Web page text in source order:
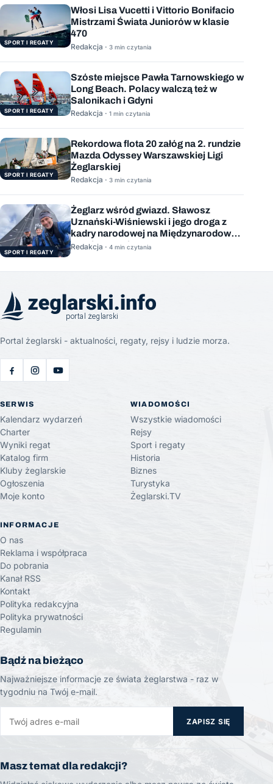
SPORT I REGATY
Włosi Lisa Vucetti i Vittorio Bonifacio
Mistrzami Świata Juniorów w klasie
470
Redakcja · 3 min czytania
SPORT I REGATY
Szóste miejsce Pawła Tarnowskiego w
Long Beach. Polacy walczą też w
Salonikach i Gdyni
Redakcja · 1 min czytania
SPORT I REGATY
Rekordowa flota 20 załóg na 2. rundzie
Mazda Odyssey Warszawskiej Ligi
Żeglarskiej
Redakcja · 3 min czytania
SPORT I REGATY
Żeglarz wśród gwiazd. Sławosz
Uznański-Wiśniewski i jego droga z
kadry narodowej na Międzynarodową
Stację Kosmiczną
Redakcja · 4 min czytania
Portal żeglarski - aktualności, regaty, rejsy i ludzie morza.
SERWIS
Kalendarz wydarzeń
Charter
Wyniki regat
Katalog firm
Kluby żeglarskie
Ogłoszenia
Moje konto
WIADOMOŚCI
Wszystkie wiadomości
Rejsy
Sport i regaty
Historia
Biznes
Turystyka
Żeglarski.TV
INFORMACJE
O nas
Reklama i współpraca
Do pobrania
Kanał RSS
Kontakt
Polityka redakcyjna
Polityka prywatności
Regulamin
Bądź na bieżąco
Najważniejsze informacje ze świata żeglarstwa - raz w
tygodniu na Twój e-mail.
ZAPISZ SIĘ
Masz temat dla redakcji?